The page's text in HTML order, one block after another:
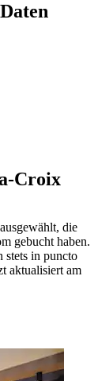
Croix
die
gebucht haben.
stets in puncto
aktualisiert am